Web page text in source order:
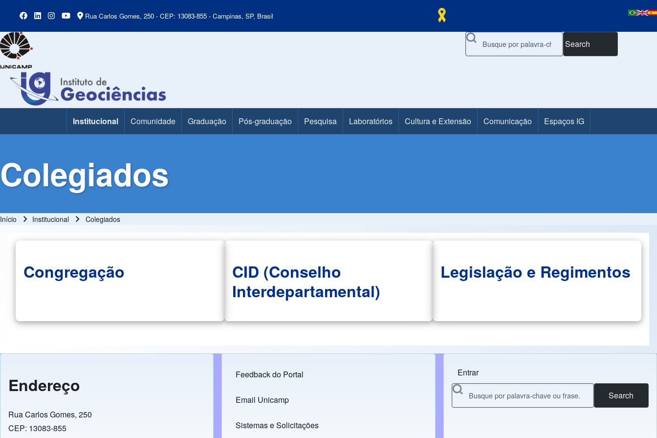
Rua Carlos Gomes, 250 - CEP: 13083-855 - Campinas, SP, Brasil
Search
Main MenuInstitucional Comunidade Graduação Pós-graduação Pesquisa Laboratórios Cultura e Extensão Comunicação Espaços IG
Colegiados
Início Institucional Colegiados
Congregação
CID (Conselho
Interdepartamental)
Legislação e Regimentos
Endereço
Rua Carlos Gomes, 250
CEP: 13083-855
Footer menu
Feedback do Portal
Links
Email Unicamp
(opens in new tab)
Sistemas e Solicitações
(opens in new tab)
Menu do usuário
Entrar
Search